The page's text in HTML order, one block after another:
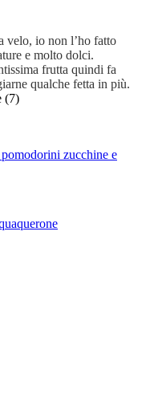
velo, io non l’ho fatto
e molto dolci.
frutta quindi fa
qualche fetta in più.
zucchine e